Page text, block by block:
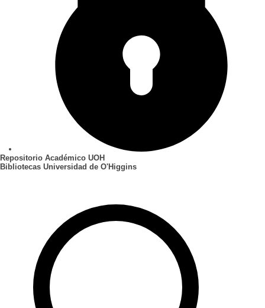
Repositorio Académico UOH
Bibliotecas Universidad de O'Higgins